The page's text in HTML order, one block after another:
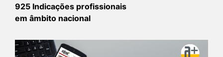
925 Indicações profissionais
em âmbito nacional